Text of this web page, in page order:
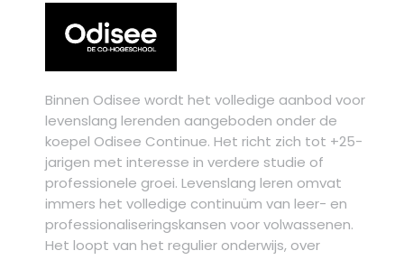
Binnen Odisee wordt het volledige aanbod voor
levenslang lerenden aangeboden onder de
koepel Odisee Continue. Het richt zich tot +25-
jarigen met interesse in verdere studie of
professionele groei. Levenslang leren omvat
immers het volledige continuüm van leer- en
professionaliseringskansen voor volwassenen.
Het loopt van het regulier onderwijs, over